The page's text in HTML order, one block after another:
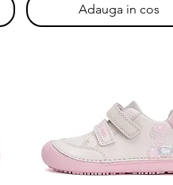
Adauga in cos